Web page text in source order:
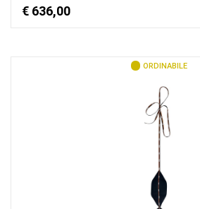
€ 636,00
ORDINABILE